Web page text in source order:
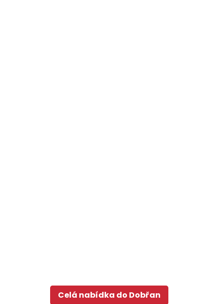
Celá nabídka do Dobřan